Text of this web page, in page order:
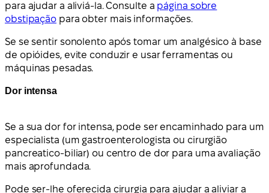
para ajudar a aliviá-la. Consulte a página sobre
obstipação para obter mais informações.
Se se sentir sonolento após tomar um analgésico à base
de opióides, evite conduzir e usar ferramentas ou
máquinas pesadas.
Dor intensa
Se a sua dor for intensa, pode ser encaminhado para um
especialista (um gastroenterologista ou cirurgião
pancreatico-biliar) ou centro de dor para uma avaliação
mais aprofundada.
Pode ser-lhe oferecida cirurgia para ajudar a aliviar a